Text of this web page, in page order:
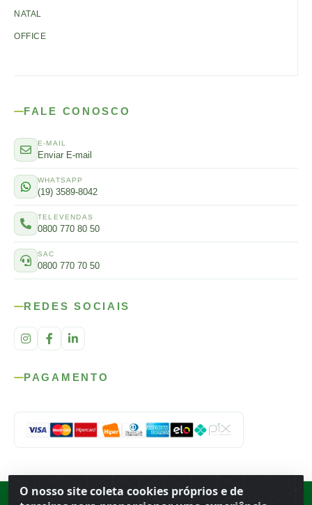
O nosso site coleta cookies próprios e de
NATAL
OFFICE
FALE CONOSCO
E-MAIL
Enviar E-mail
WHATSAPP
(19) 3589-8042
TELEVENDAS
0800 770 80 50
SAC
0800 770 70 50
REDES SOCIAIS
PAGAMENTO
Rod. SP-215, s/n, km 98 — Área Rural Porto Ferreira ·BR · CEP